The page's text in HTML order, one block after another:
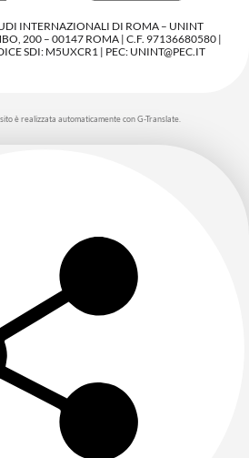
INTERNAZIONALI DI ROMA – UNINT
200 – 00147 ROMA | C.F. 97136680580 |
SDI: M5UXCR1 | PEC: UNINT@PEC.IT
è realizzata automaticamente con G-Translate.